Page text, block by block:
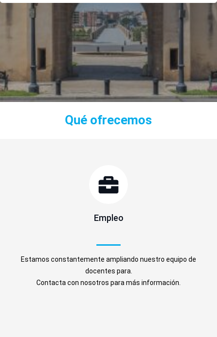
Qué ofrecemos
Empleo
Estamos constantemente ampliando nuestro equipo de
docentes para.
Contacta con nosotros para más información.